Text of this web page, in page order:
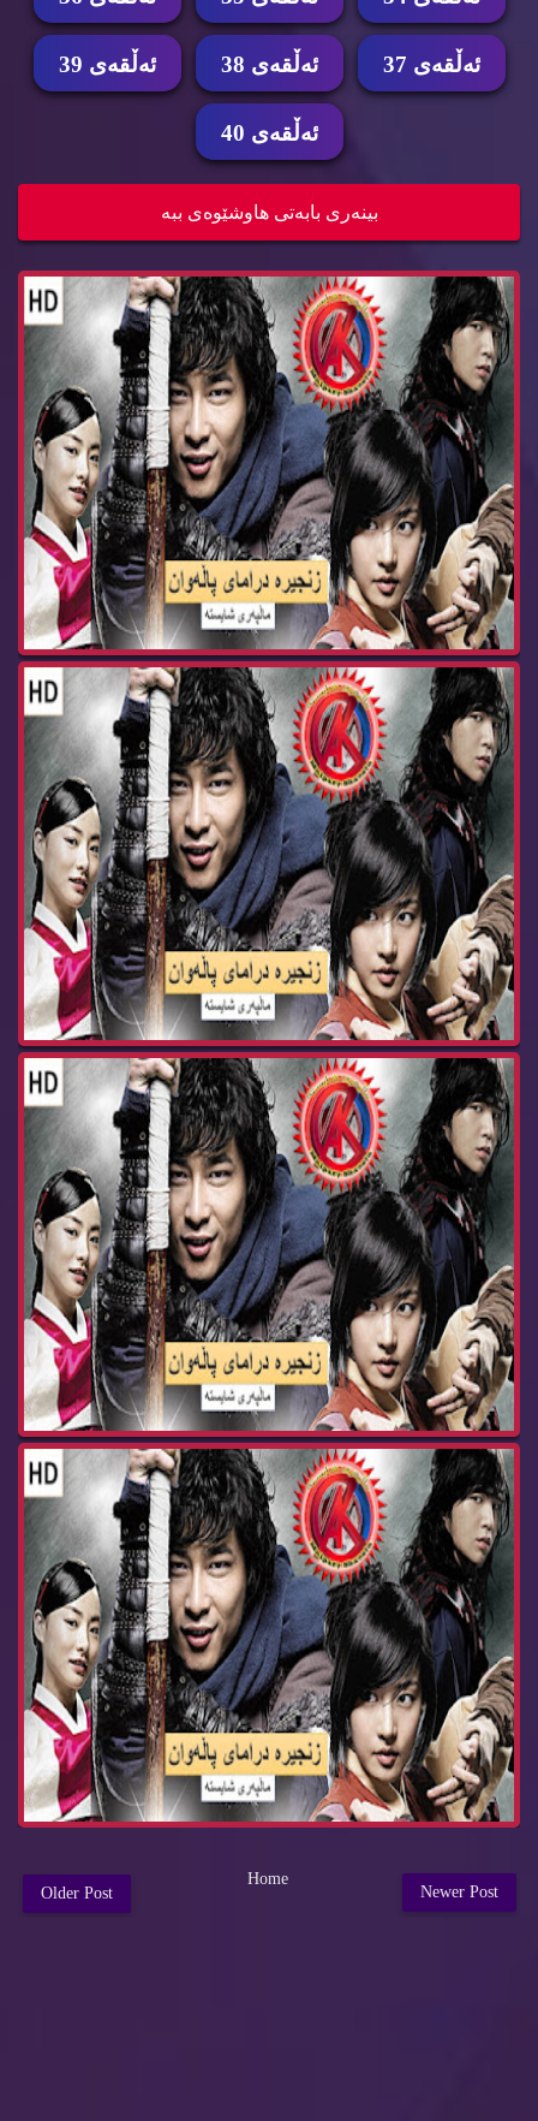
ئه‌ڵقه‌ی 37 ئه‌ڵقه‌ی 38 ئه‌ڵقه‌ی 39
ئه‌ڵقه‌ی 40
بینه‌ری بابه‌تی هاوشێوه‌ی ببه‌
زنجیره‌ درامای پاڵه‌وان ئه‌ڵقه‌ی 38 Dramay pala...
زنجیره‌ درامای پاڵه‌وان ئه‌ڵقه‌ی 37 Dramay pala...
زنجیره‌ درامای پاڵه‌وان ئه‌ڵقه‌ی 36 Dramay pala...
زنجیره‌ درامای پاڵه‌وان ئه‌ڵقه‌ی 35 Dramay pala...
Newer Post
Older Post
Home